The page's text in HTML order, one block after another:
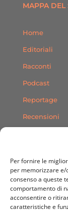
Per fornire le
per memorizzare e/
consenso a queste
comportamento di
acconsentire o
caratteristiche e
MAPPA DEL
Home
Editoriali
Racconti
Podcast
Reportage
Recensioni
Contatti
SEGUICI